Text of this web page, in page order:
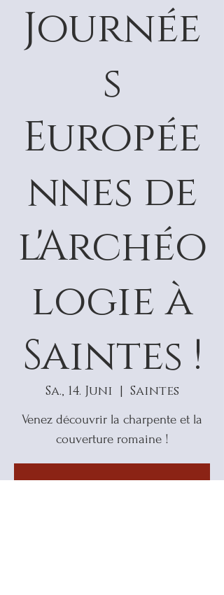
Journée
s
Europée
nnes de
l'Archéo
logie à
Saintes !
Sa., 14. Juni
  |
Saintes
Venez découvrir la charpente et la
couverture romaine !